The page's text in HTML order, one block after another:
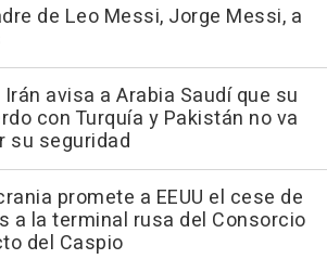
de Leo Messi, Jorge Messi, a
Irán avisa a Arabia Saudí que su
con Turquía y Pakistán no va
su seguridad
promete a EEUU el cese de
a la terminal rusa del Consorcio
del Caspio